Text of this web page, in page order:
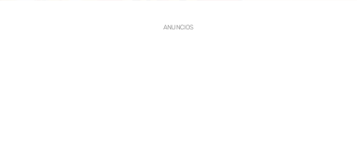
ANUNCIOS